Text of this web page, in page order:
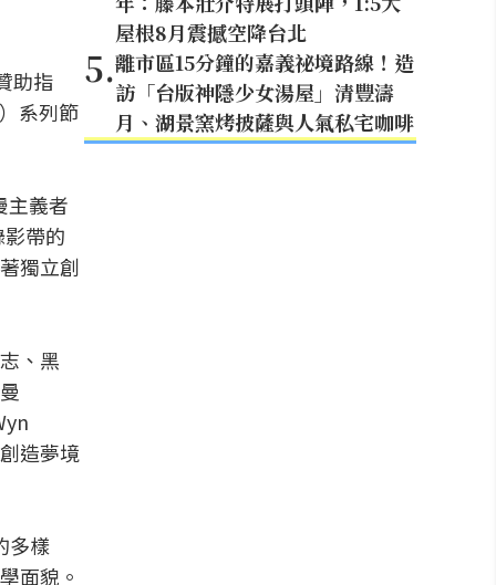
助指
系列節
主義者
帶的
獨立創
、黑
造夢境
多樣
面貌。
屋根8月震撼空降台北
5.離市區15分鐘的嘉義祕境路線！造
訪「台版神隱少女湯屋」清豐濤
月、湖景窯烤披薩與人氣私宅咖啡